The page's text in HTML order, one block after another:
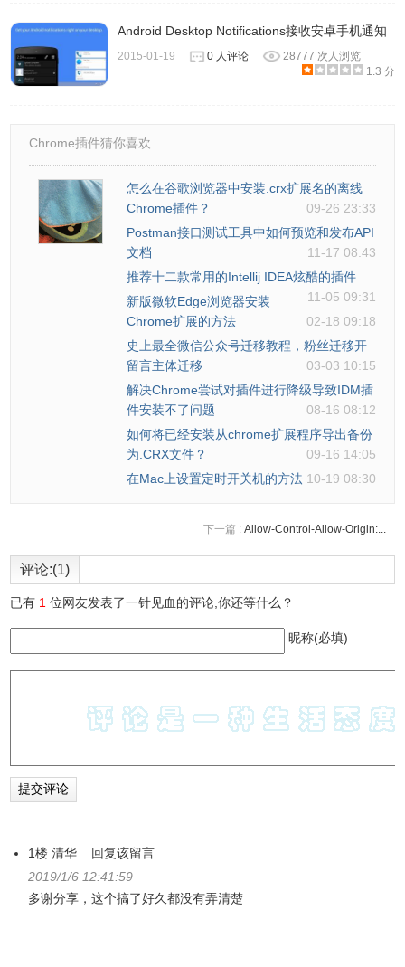
Android Desktop Notifications接收安卓手机通知
2015-01-19 0 人评论
28777 次人浏览
1.3 分
Chrome插件猜你喜欢
怎么在谷歌浏览器中安装.crx扩展名的离线
Chrome插件？
09-26 23:33
Postman接口测试工具中如何预览和发布API
文档
11-17 08:43
推荐十二款常用的Intellij IDEA炫酷的插件
11-05 09:31
新版微软Edge浏览器安装
Chrome扩展的方法
02-18 09:18
史上最全微信公众号迁移教程，粉丝迁移开
留言主体迁移
03-03 10:15
解决Chrome尝试对插件进行降级导致IDM插
件安装不了问题
08-16 08:12
如何将已经安装从chrome扩展程序导出备份
为.CRX文件？
09-16 14:05
在Mac上设置定时开关机的方法 10-19 08:30
下一篇 : Allow-Control-Allow-Origin:...
评论:(1)
已有 1 位网友发表了一针见血的评论,你还等什么？
昵称(必填)
1楼清华
回复该留言
2019/1/6 12:41:59
多谢分享，这个搞了好久都没有弄清楚